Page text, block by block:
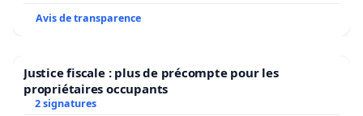
Avis de transparence
Justice fiscale : plus de précompte pour les
propriétaires occupants
2 signatures